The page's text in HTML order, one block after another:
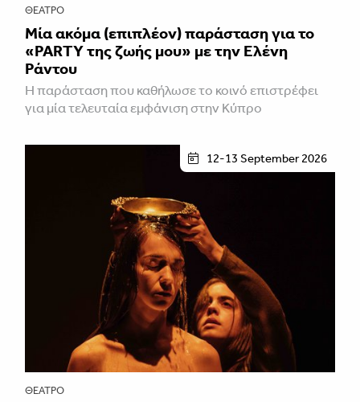
ΘΈΑΤΡΟ
Μία ακόμα (επιπλέον) παράσταση για το
«PARTY της ζωής μου» με την Ελένη
Ράντου
Η παράσταση που καθήλωσε το κοινό επιστρέφει
για μία τελευταία εμφάνιση στην Κύπρο
12-13 September 2026
ΘΈΑΤΡΟ